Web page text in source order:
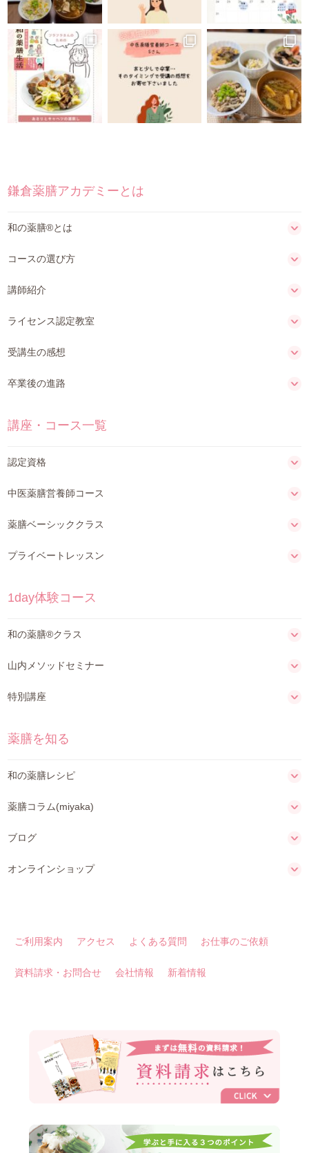
会社情報
薬膳を知る
和の薬膳レシピ
オンラインショップ
鎌倉薬膳アカデミーとは
和の薬膳®とは
コースの選び方
講師紹介
ライセンス認定教室
受講生の感想
卒業後の進路
講座・コース一覧
認定資格
中医薬膳営養師コース
薬膳ベーシッククラス
プライベートレッスン
1day体験コース
和の薬膳®クラス
山内メソッドセミナー
特別講座
薬膳を知る
和の薬膳レシピ
薬膳コラム(miyaka)
ブログ
オンラインショップ
ご利用案内 アクセス よくある質問 お仕事のご依頼
資料請求・お問合せ 会社情報 新着情報